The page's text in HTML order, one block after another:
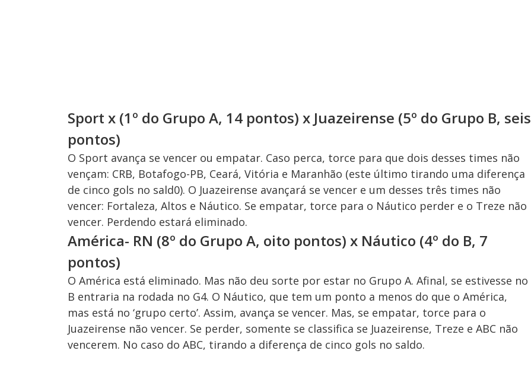
Sport x (1º do Grupo A, 14 pontos) x Juazeirense (5º do Grupo B, seis
pontos)
O Sport avança se vencer ou empatar. Caso perca, torce para que dois desses times não
vençam: CRB, Botafogo-PB, Ceará, Vitória e Maranhão (este último tirando uma diferença
de cinco gols no sald0). O Juazeirense avançará se vencer e um desses três times não
vencer: Fortaleza, Altos e Náutico. Se empatar, torce para o Náutico perder e o Treze não
vencer. Perdendo estará eliminado.
América- RN (8º do Grupo A, oito pontos) x Náutico (4º do B, 7
pontos)
O América está eliminado. Mas não deu sorte por estar no Grupo A. Afinal, se estivesse no
B entraria na rodada no G4. O Náutico, que tem um ponto a menos do que o América,
mas está no ‘grupo certo’. Assim, avança se vencer. Mas, se empatar, torce para o
Juazeirense não vencer. Se perder, somente se classifica se Juazeirense, Treze e ABC não
vencerem. No caso do ABC, tirando a diferença de cinco gols no saldo.